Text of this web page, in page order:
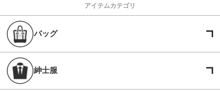
アイテムカテゴリ
バッグ
紳士服